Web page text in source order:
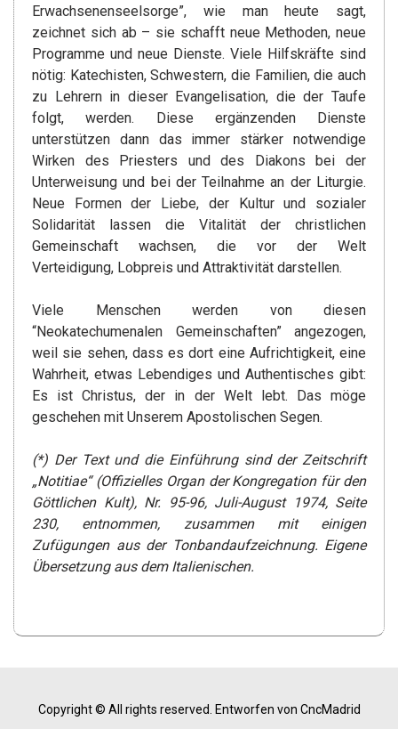
Erwachsenenseelsorge”, wie man heute sagt,
zeichnet sich ab – sie schafft neue Methoden, neue
Programme und neue Dienste. Viele Hilfskräfte sind
nötig: Katechisten, Schwestern, die Familien, die auch
zu Lehrern in dieser Evangelisation, die der Taufe
folgt, werden. Diese ergänzenden Dienste
unterstützen dann das immer stärker notwendige
Wirken des Priesters und des Diakons bei der
Unterweisung und bei der Teilnahme an der Liturgie.
Neue Formen der Liebe, der Kultur und sozialer
Solidarität lassen die Vitalität der christlichen
Gemeinschaft wachsen, die vor der Welt
Verteidigung, Lobpreis und Attraktivität darstellen.
Viele Menschen werden von diesen
“Neokatechumenalen Gemeinschaften” angezogen,
weil sie sehen, dass es dort eine Aufrichtigkeit, eine
Wahrheit, etwas Lebendiges und Authentisches gibt:
Es ist Christus, der in der Welt lebt. Das möge
geschehen mit Unserem Apostolischen Segen.
(*) Der Text und die Einführung sind der Zeitschrift
„Notitiae“ (Offizielles Organ der Kongregation für den
Göttlichen Kult), Nr. 95-96, Juli-August 1974, Seite
230, entnommen, zusammen mit einigen
Zufügungen aus der Tonbandaufzeichnung. Eigene
Übersetzung aus dem Italienischen.
Copyright © All rights reserved. Entworfen von CncMadrid